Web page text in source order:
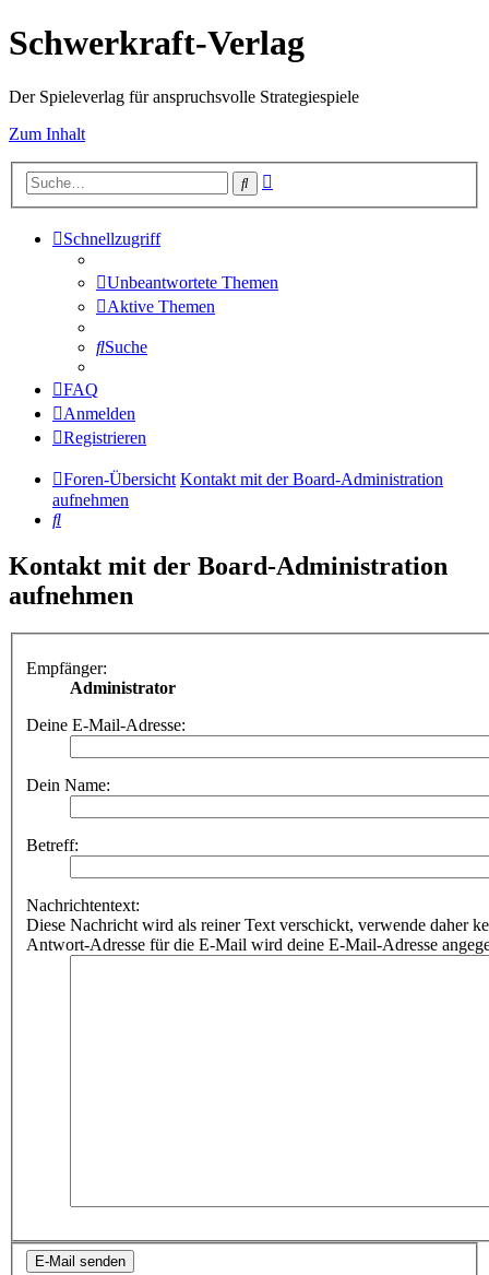
Schwerkraft-Verlag
Der Spieleverlag für anspruchsvolle Strategiespiele
Zum Inhalt
Suche
Schnellzugriff
Unbeantwortete Themen
Aktive Themen
Suche
FAQ
Anmelden
Registrieren
Foren-Übersicht Kontakt mit der Board-Administration
aufnehmen
Suche
Kontakt mit der Board-Administration
aufnehmen
Empfänger:
Administrator
Deine E-Mail-Adresse:
Dein Name:
Betreff:
Nachrichtentext:
Diese Nachricht wird als reiner Text verschickt, verwende daher
Antwort-Adresse für die E-Mail wird deine E-Mail-Adresse